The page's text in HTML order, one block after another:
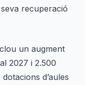
recuperació
un augment
2027 i 2.500
d’aules